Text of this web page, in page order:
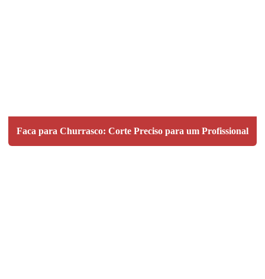
Faca para Churrasco: Corte Preciso para um Profissional